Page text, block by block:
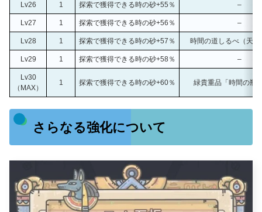
Lv26 1 探索で獲得できる時の砂+55％ –
Lv27 1 探索で獲得できる時の砂+56％ –
Lv28 1 探索で獲得できる時の砂+57％ 時間の道しるべ（天竺
Lv29 1 探索で獲得できる時の砂+58％ –
Lv30
（MAX）
1 探索で獲得できる時の砂+60％ 緑貴重品「時間の瓶
さらなる強化について